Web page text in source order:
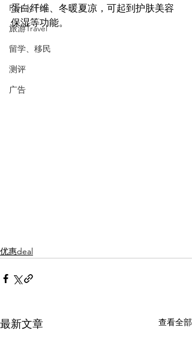
Family Fun
旅游Travel
留学、移民
测评
广告
蛋白纤维、冬暖夏凉，可起到护肤美容
保湿等功能。
优惠deal
最新文章 查看全部